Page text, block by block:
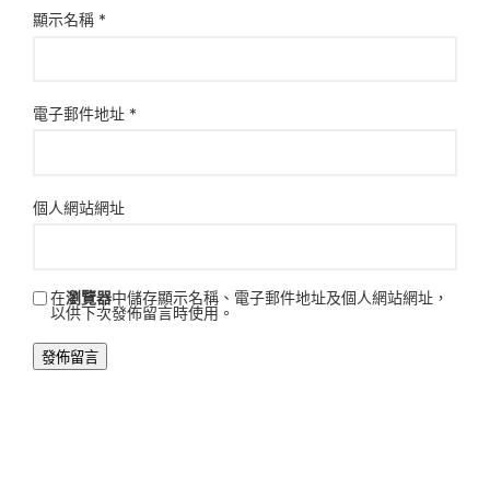
顯示名稱 *
電子郵件地址 *
個人網站網址
在瀏覽器中儲存顯示名稱、電子郵件地址及個人網站網址，
以供下次發佈留言時使用。